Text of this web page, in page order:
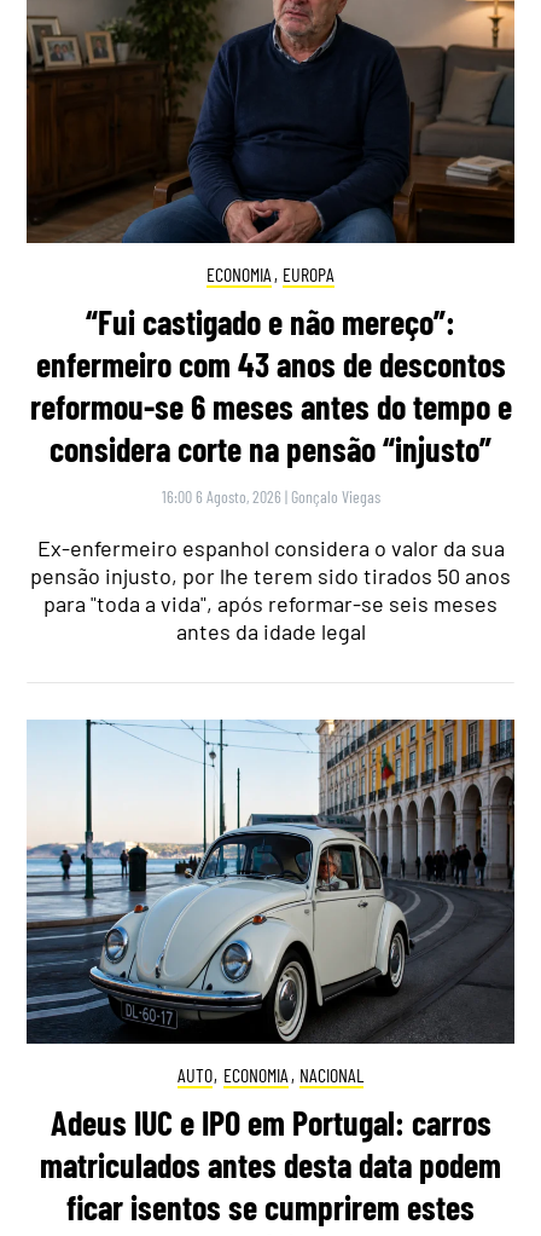
ECONOMIA , EUROPA
“Fui castigado e não mereço”:
enfermeiro com 43 anos de descontos
reformou-se 6 meses antes do tempo e
considera corte na pensão “injusto”
16:00 6 Agosto, 2026 | Gonçalo Viegas
Ex-enfermeiro espanhol considera o valor da sua
pensão injusto, por lhe terem sido tirados 50 anos
para "toda a vida", após reformar-se seis meses
antes da idade legal
AUTO, ECONOMIA , NACIONAL
Adeus IUC e IPO em Portugal: carros
matriculados antes desta data podem
ficar isentos se cumprirem estes